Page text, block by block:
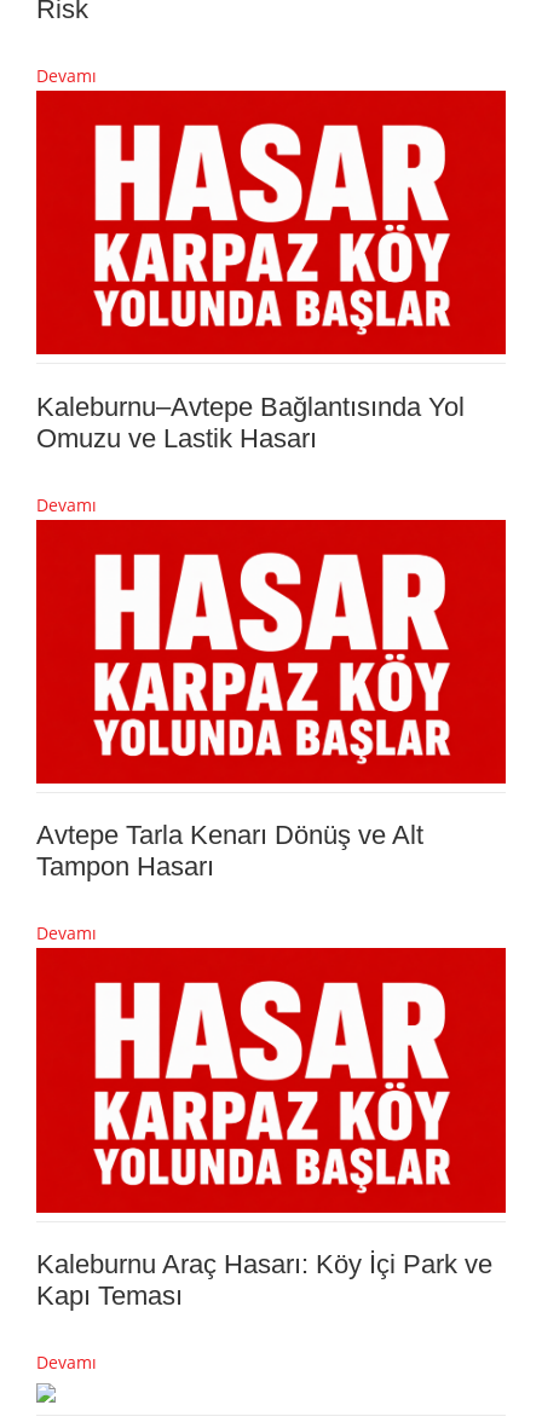
Risk
Devamı
Kaleburnu–Avtepe Bağlantısında Yol
Omuzu ve Lastik Hasarı
Devamı
Avtepe Tarla Kenarı Dönüş ve Alt
Tampon Hasarı
Devamı
Kaleburnu Araç Hasarı: Köy İçi Park ve
Kapı Teması
Devamı